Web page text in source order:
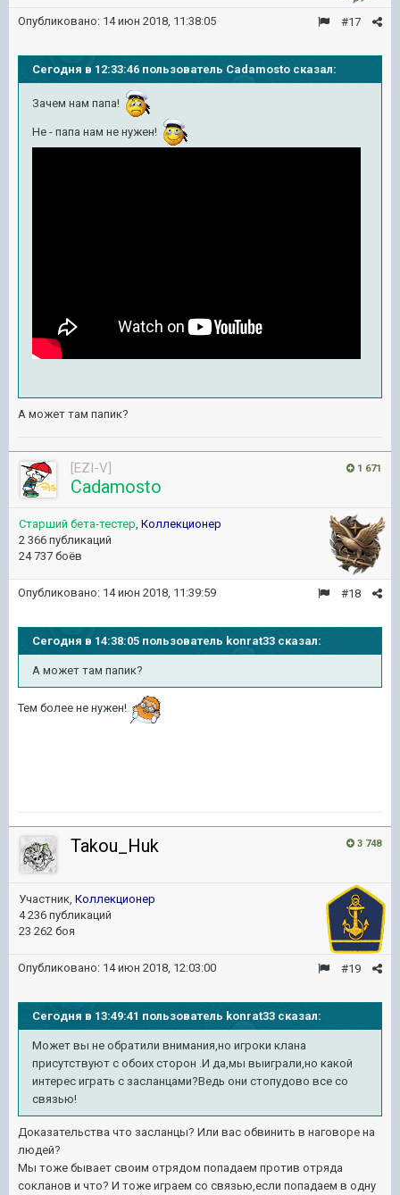
#17
Опубликовано: 14 июн 2018, 11:38:05
Сегодня в 12:33:46 пользователь Cadamosto сказал:
Зачем нам папа!
Не - папа нам не нужен!
А может там папик?
1 671
[EZI-V]
Cadamosto
Старший бета-тестер, Коллекционер
2 366 публикаций
24 737 боёв
#18
Опубликовано: 14 июн 2018, 11:39:59
Сегодня в 14:38:05 пользователь konrat33 сказал:
А может там папик?
Тем более не нужен!
3 748
Takou_Huk
Участник, Коллекционер
4 236 публикаций
23 262 боя
#19
Опубликовано: 14 июн 2018, 12:03:00
Сегодня в 13:49:41 пользователь konrat33 сказал:
Может вы не обратили внимания,но игроки клана
присутствуют с обоих сторон .И да,мы выиграли,но какой
интерес играть с засланцами?Ведь они стопудово все со
связью!
Доказательства что засланцы? Или вас обвинить в наговоре на
людей?
Мы тоже бывает своим отрядом попадаем против отряда
сокланов и что? И тоже играем со связью,если попадаем в одну